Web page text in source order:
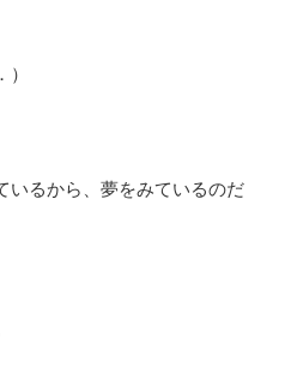
いるから、夢をみているのだ